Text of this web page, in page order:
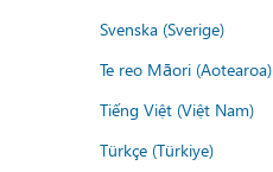
Svenska (Sverige)
Te reo Māori (Aotearoa)
Tiếng Việt (Việt Nam)
Türkçe (Türkiye)